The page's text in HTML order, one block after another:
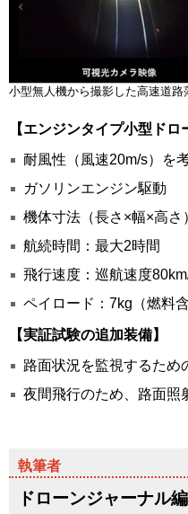
小型無人機から撮影した高速道路
【エンジンタイプ小型ドロ
耐風性（風速20m/s）を
ガソリンエンジン駆動
機体寸法（長さ×幅×高
航続時間：最大2時間
飛行速度：巡航速度
ペイロード：7kg（燃料含
【実証試験の追加装備】
路面状況を監視するため
夜間飛行のため、路面照
ドローンジャーナル